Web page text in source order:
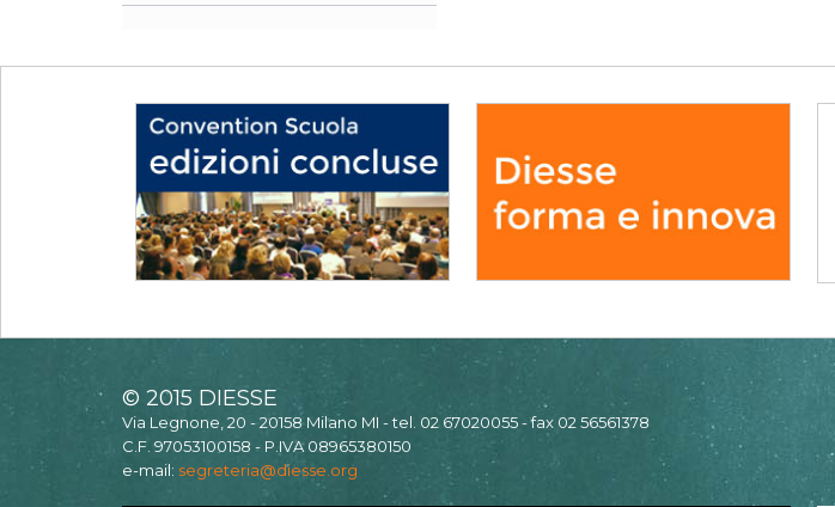
© 2015 DIESSE
Via Legnone, 20 - 20158 Milano MI - tel. 02 67020055 - fax 02 56561378
C.F. 97053100158 - P.IVA 08965380150
e-mail: segreteria@diesse.org